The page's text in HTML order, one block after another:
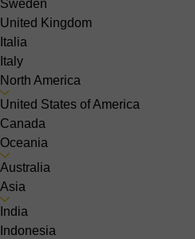
Sweden
United Kingdom
Italia
Italy
North America
United States of America
Canada
Oceania
Australia
Asia
India
Indonesia